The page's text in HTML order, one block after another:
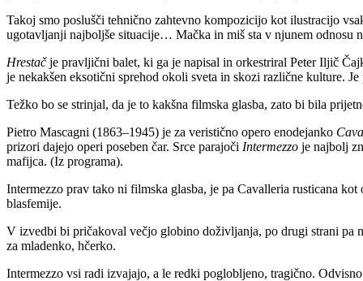
Takoj smo poslušči tehnično zahtevno kompozicijo kot ilustracijo
ugotavljanji najboljše situacije… Mačka in miš sta v njunem odnosu
Hrestačje pravljični balet, ki ga je napisal in orkestriral Peter Iljič
je nekakšen eksotični sprehod okoli sveta in skozi različne kulture.
Težko bo se strinjal, da je to kakšna filmska glasba, zato bi bila
Pietro Mascagni (1863–1945) je za veristično opero enodejanko
prizori dajejo operi poseben čar. Srce parajoči Intermezzo je najbolj
mafijca. (Iz programa).
Intermezzo prav tako ni filmska glasba, je pa Cavalleria rusticana
blasfemije.
V izvedbi bi pričakoval večjo globino doživljanja, po drugi strani pa
za mladenko, hčerko.
Intermezzo vsi radi izvajajo, a le redki poglobljeno, tragično.